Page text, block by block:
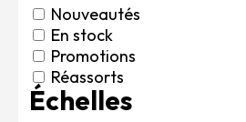
Puzzles
Carte cadeau
Maquette par marque
Contact
Nouveautés
En stock
Promotions
Réassorts
Échelles